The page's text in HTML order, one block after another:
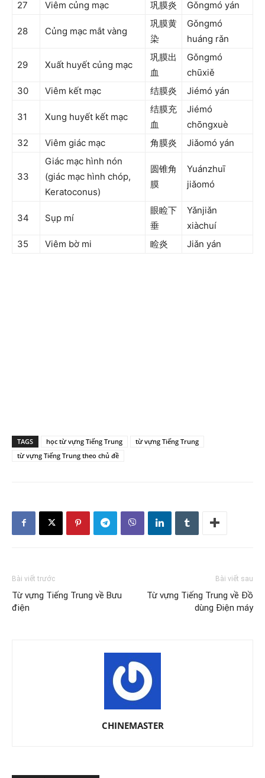
27 Viêm củng mạc 巩膜炎 Gǒngmó yán
28 Củng mạc mắt vàng
巩膜黄
染
Gǒngmó
huáng rǎn
29 Xuất huyết củng mạc
巩膜出
血
Gǒngmó
chūxiě
30
Viêm kết mạc 结膜炎 Jiémó yán
31 Xung huyết kết mạc
结膜充
血
Jiémó
chōngxuè
32
Viêm giác mạc 角膜炎 Jiǎomó yán
33
Giác mạc hình nón
(giác mạc hình chóp,
Keratoconus)
圆锥角
膜
Yuánzhuī
jiǎomó
34 Sụp mí
眼睑下
垂
Yǎnjiǎn
xiàchuí
35
Viêm bờ mi 睑炎 Jiǎn yán
TAGS học từ vựng Tiếng Trung
từ vựng Tiếng Trung
từ vựng Tiếng Trung theo chủ đề
Bài viết trước
Từ vựng Tiếng Trung về Bưu
điện
Bài viết sau
Từ vựng Tiếng Trung về Đồ
dùng Điện máy
CHINEMASTER